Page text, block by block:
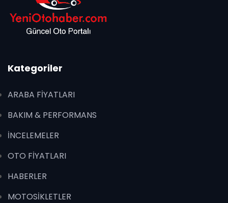
Kategoriler
ARABA FİYATLARI
BAKIM & PERFORMANS
İNCELEMELER
OTO FİYATLARI
HABERLER
MOTOSİKLETLER